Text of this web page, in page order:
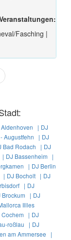
Fasching |
Aldenhoven | DJ
Augustfehn | DJ
Bad Rodach | DJ
| DJ Bassenheim |
| DJ Berlin
| DJ Bocholt | DJ
| DJ
Brockum | DJ
Illles
Cochem | DJ
roßlau | DJ
am Ammersee |